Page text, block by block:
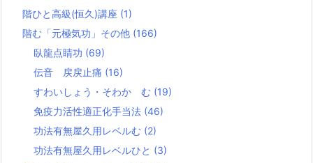
階ひと高級(恒久)講座 (1)
階む「元極気功」その他 (166)
臥龍点睛功 (69)
伝音 戻戻止痛 (16)
すわいしょう・そわか む (19)
免疫力活性適正化手当法 (46)
功法有無屋久用レベルむ (2)
功法有無屋久用レベルひと (3)